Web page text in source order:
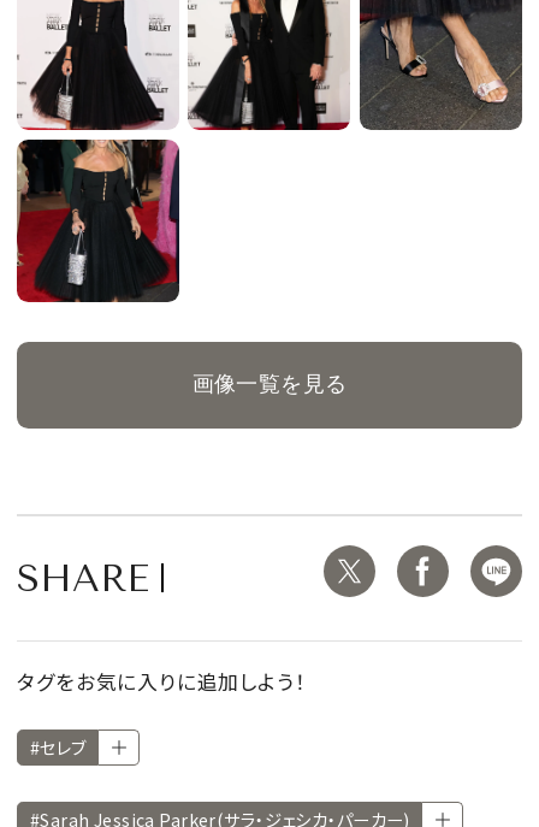
画像一覧を見る
SHARE
タグをお気に入りに追加しよう！
#セレブ
#Sarah Jessica Parker(サラ・ジェシカ・パーカー)